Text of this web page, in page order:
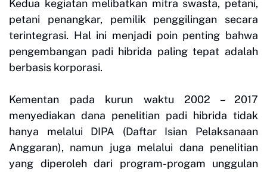
Kedua kegiatan melibatkan mitra swasta, petani,
petani penangkar, pemilik penggilingan secara
terintegrasi. Hal ini menjadi poin penting bahwa
pengembangan padi hibrida paling tepat adalah
berbasis korporasi.
Kementan pada kurun waktu 2002 – 2017
menyediakan dana penelitian padi hibrida tidak
hanya melalui DIPA (Daftar Isian Pelaksanaan
Anggaran), namun juga melalui dana penelitian
yang diperoleh dari program-progam unggulan